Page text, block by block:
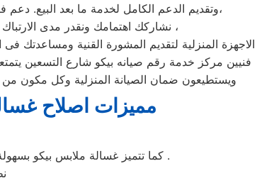
وتقديم الدعم الكامل لخدمة ما بعد البيع. دعم فنى شامل على مدار اليوم من خدمة عملاء بيكو فى شارع التسعين،
نشاركك اهتمامك ونقدر مدى الارتباك فى حالة حدوث خلل او عطل فى ايا من اجهزتنا المنزلية ،
فنيين مركز خدمة رقم صيانه بيكو شارع التسعين
ويستطيعون ضمان الصيانة المنزلية وكل مكون من
مميزات اصلاح
كما تتميز غسالة ملابس بيكو بسهولة التنظيف وبها خاصة التنظيف الذاتي للحله بعد الغسيل .